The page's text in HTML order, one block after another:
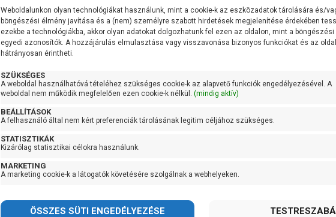
1500W
1000 liter/perc
4,3 méteren 600 liter/perc
Öntvény
AISI 431 rozsdamentes acél
+ 40 fok
3 coll
Weboldalunkon olyan technológiákat használunk, mint a cookie-k az eszközadatok tárolására és/
böngészési élmény javítása és a (nem) személyre szabott hirdetések megjelenítése érdekében
ezekbe a technológiákba, akkor olyan adatokat dolgozhatunk fel ezen az oldalon, mint a
egyedi azonosítók. A hozzájárulás elmulasztása vagy visszavonása bizonyos funkciókat és az
hátrányosan érintheti.
SZÜKSÉGES
A weboldal használhatóvá tételéhez szükséges cookie-k az alapvető funkciók engedélyezésével. A
weboldal nem működik megfelelően ezen cookie-k nélkül. (mindig aktív)
BEÁLLÍTÁSOK
A felhasználó által nem kért preferenciák tárolásának legitim céljához szükséges.
STATISZTIKÁK
Kizárólag statisztikai célokra használunk.
MARKETING
A marketing cookie-k a látogatók követésére szolgálnak a webhelyeken.